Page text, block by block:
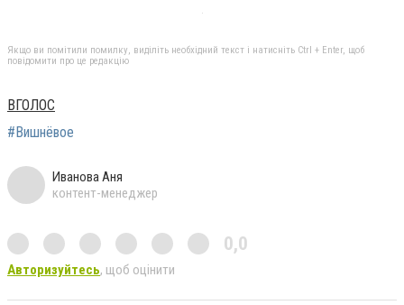
Якщо ви помітили помилку, виділіть необхідний текст і натисніть Ctrl + Enter, щоб
повідомити про це редакцію
ВГОЛОС
#Вишнёвое
Иванова Аня
контент-менеджер
0,0
Авторизуйтесь, щоб оцінити